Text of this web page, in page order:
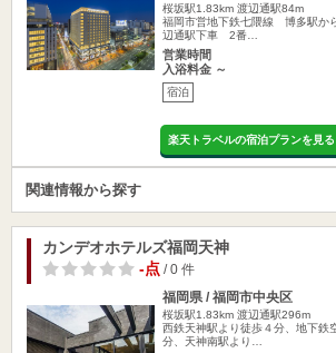
桜坂駅1.83km 渡辺通駅84m
福岡市営地下鉄七隈線 博多駅か
辺通駅下車 2番…
営業時間
入浴料金 ～
宿泊
楽天トラベルの宿泊プランを見る
関連情報から探す
カンデオホテルズ福岡天神
-点/ 0 件
福岡県 / 福岡市中央区
桜坂駅1.83km 渡辺通駅296m
西鉄天神駅より徒歩４分、地下鉄
分、天神南駅より…